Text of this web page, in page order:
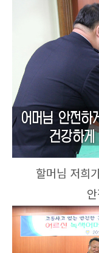
할머님 저희